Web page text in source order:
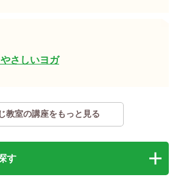
さしいヨガ
教室の講座をもっと見る
す